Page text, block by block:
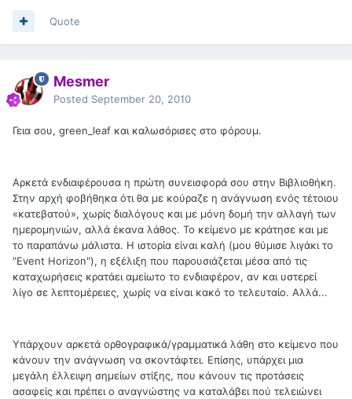
Quote
Mesmer
Posted September 20, 2010
Γεια σου, green_leaf και καλωσόρισες στο φόρουμ.
Αρκετά ενδιαφέρουσα η πρώτη συνεισφορά σου στην Βιβλιοθήκη.
Στην αρχή φοβήθηκα ότι θα με κούραζε η ανάγνωση ενός τέτοιου
«κατεβατού», χωρίς διαλόγους και με μόνη δομή την αλλαγή των
ημερομηνιών, αλλά έκανα λάθος. Το κείμενο με κράτησε και με
το παραπάνω μάλιστα. Η ιστορία είναι καλή (μου θύμισε λιγάκι το
"Event Horizon"), η εξέλιξη που παρουσιάζεται μέσα από τις
καταχωρήσεις κρατάει αμείωτο το ενδιαφέρον, αν και υστερεί
λίγο σε λεπτομέρειες, χωρίς να είναι κακό το τελευταίο. Αλλά...
Υπάρχουν αρκετά ορθογραφικά/γραμματικά λάθη στο κείμενο που
κάνουν την ανάγνωση να σκοντάφτει. Επίσης, υπάρχει μια
μεγάλη έλλειψη σημείων στίξης, που κάνουν τις προτάσεις
ασαφείς και πρέπει ο αναγνώστης να καταλάβει πού τελειώνει